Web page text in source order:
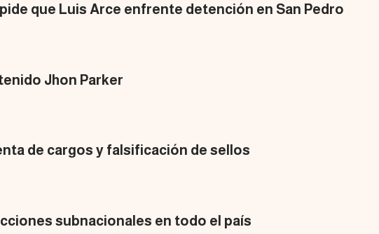
que Luis Arce enfrente detención en San Pedro
Jhon Parker
de cargos y falsificación de sellos
subnacionales en todo el país